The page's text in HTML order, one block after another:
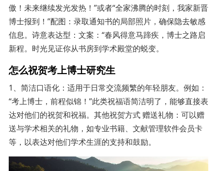
傲！未来继续发光发热！”或者“全家沸腾的时刻，我家新晋
博士报到！”配图：录取通知书的局部照片，确保隐去敏感
信息。诗意表达型：文案：“春风得意马蹄疾，博士之路启
新程。时光见证你从书房到学术殿堂的蜕变。
怎么祝贺考上博士研究生
1、简洁口语化：适用于日常交流频繁的年轻朋友。例如：
“考上博士，前程似锦！”此类祝福语简洁明了，能够直接表
达对他们的祝贺和祝福。其他祝贺方式 赠送礼物：可以赠
送与学术相关的礼物，如专业书籍、文献管理软件会员卡
等，以表达对他们学术生涯的支持和鼓励。